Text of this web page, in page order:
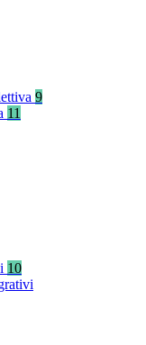
9
11
10